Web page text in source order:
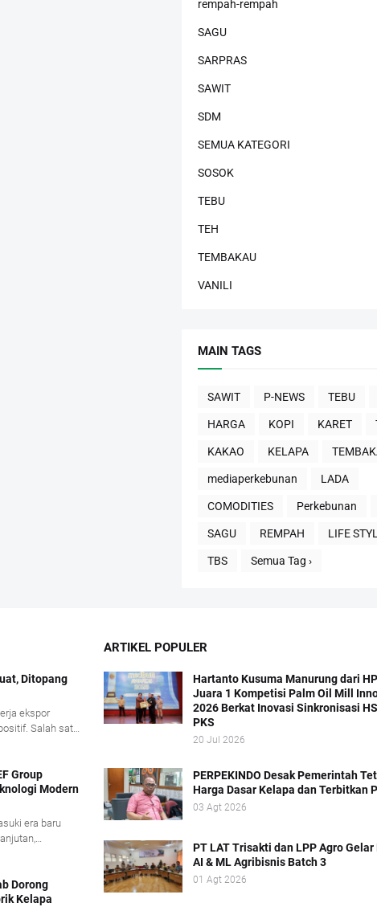
rempah-rempah
SAGU
SARPRAS
SAWIT
SDM
SEMUA KATEGORI
SOSOK
TEBU
TEH
TEMBAKAU
VANILI
MAIN TAGS
SAWIT P-NEWS TEBU
HARGA KOPI KARET
KAKAO KELAPA
mediaperkebunan LADA
COMODITIES Perkebunan
SAGU REMPAH LIFE
TBS Semua Tag ›
Ditopang
ekspor
Salah satu
minyak
cukup
Juni 2026
7,32
lalu,
Group
Modern
era baru
Dalam
Sumatera
Tiga
Dorong
Kelapa
ARTIKEL POPULER
Hartanto Kusuma Manurung dari
Juara 1 Kompetisi Palm Oil Mill
2026 Berkat Inovasi Sinkronisasi
PKS
20 Jul 2026
PERPEKINDO Desak Pemerintah
Harga Dasar Kelapa dan Terbitkan
03 Agt 2026
PT LAT Trisakti dan LPP Agro
AI & ML Agribisnis Batch 3
01 Agt 2026